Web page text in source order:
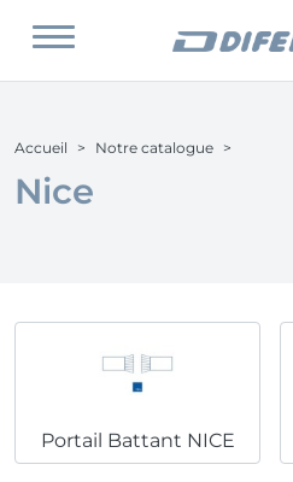
Accueil Notre catalogue
Nice
Portail Battant NICE